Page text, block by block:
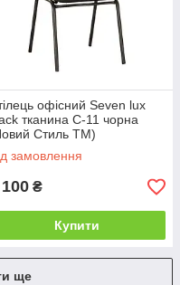
офісний Seven lux
тканина С-11 чорна
Стиль ТМ)
замовлення
₴
Купити
ще